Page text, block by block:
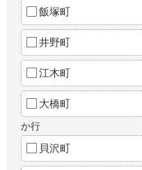
飯塚町
井野町
江木町
大橋町
か行
貝沢町